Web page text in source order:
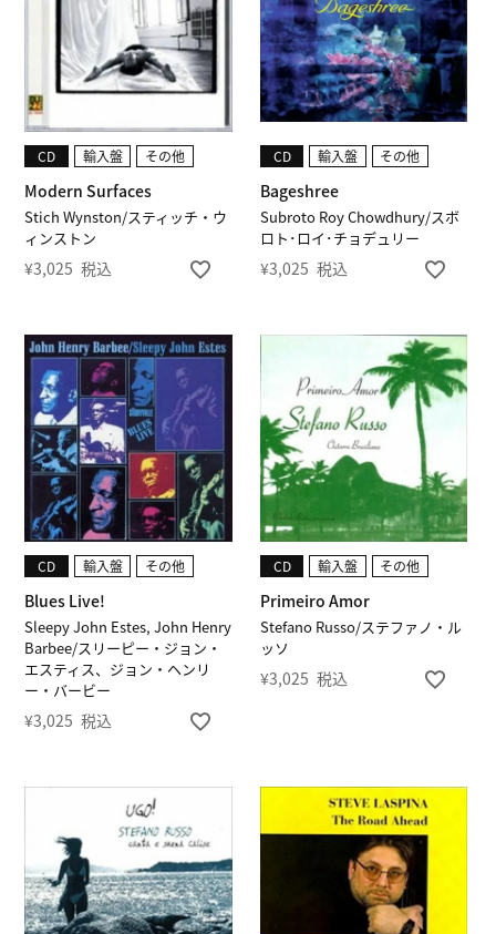
Stich Wynston/スティッチ・ウ
ィンストン
Modern Surfaces
CD 輸入盤 その他
¥3,025 税込
Subroto Roy Chowdhury/スボ
ロト･ロイ･チョデュリー
Bageshree
CD 輸入盤 その他
¥3,025 税込
Sleepy John Estes, John Henry
Barbee/スリーピー・ジョン・
エスティス、ジョン・ヘンリ
ー・バービー
Blues Live!
CD 輸入盤 その他
¥3,025 税込
Stefano Russo/ステファノ・ル
ッソ
Primeiro Amor
CD 輸入盤 その他
¥3,025 税込